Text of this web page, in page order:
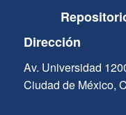
Dirección
Av. Universidad
Ciudad de México,